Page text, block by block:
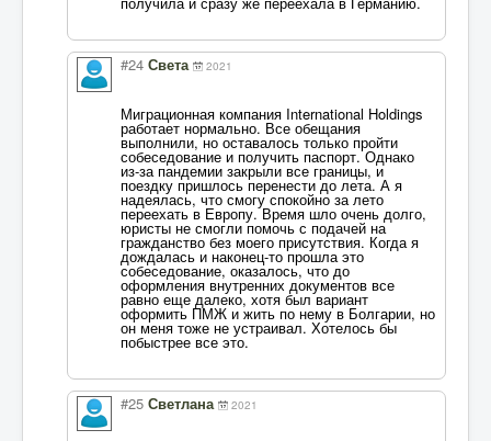
#24 Света 2021
Миграционная компания International Holdings
работает нормально. Все обещания
выполнили, но оставалось только пройти
собеседование и получить паспорт. Однако
из-за пандемии закрыли все границы, и
поездку пришлось перенести до лета. А я
надеялась, что смогу спокойно за лето
переехать в Европу. Время шло очень долго,
юристы не смогли помочь с подачей на
гражданство без моего присутствия. Когда я
дождалась и наконец-то прошла это
собеседование, оказалось, что до
оформления внутренних документов все
равно еще далеко, хотя был вариант
оформить ПМЖ и жить по нему в Болгарии, но
он меня тоже не устраивал. Хотелось бы
побыстрее все это.
#25 Светлана 2021